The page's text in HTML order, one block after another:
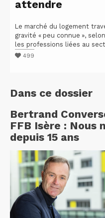
attendre
Le marché du logement
gravité « peu connue »,
les professions liées au
499
Dans ce dossier
Bertrand
FFB Isère : Nous
depuis 15 ans